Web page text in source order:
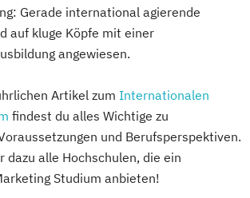
Gerade international agierende
auf kluge Köpfe mit einer
angewiesen.
Artikel zum Internationalen
findest du alles Wichtige zu
und Berufsperspektiven.
dazu alle Hochschulen, die ein
Studium anbieten!